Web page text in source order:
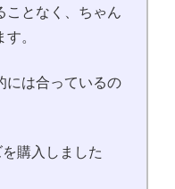
ことなく、ちゃん
。
には合っているの
購入しました